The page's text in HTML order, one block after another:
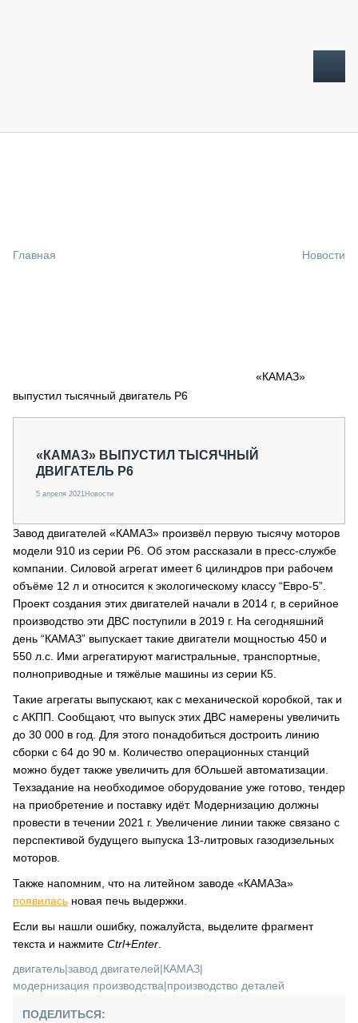
СПЕЦПРОЕКТЫ
О ПРОЕКТЕ
Главная Новости
«КАМАЗ»
выпустил тысячный двигатель Р6
«КАМАЗ» ВЫПУСТИЛ ТЫСЯЧНЫЙ
ДВИГАТЕЛЬ Р6
5 апреля 2021Новости
Завод двигателей «КАМАЗ» произвёл первую тысячу моторов
модели 910 из серии Р6. Об этом рассказали в пресс-службе
компании. Силовой агрегат имеет 6 цилиндров при рабочем
объёме 12 л и относится к экологическому классу “Евро-5”.
Проект создания этих двигателей начали в 2014 г, в серийное
производство эти ДВС поступили в 2019 г. На сегодняшний
день “КАМАЗ” выпускает такие двигатели мощностью 450 и
550 л.с. Ими агрегатируют магистральные, транспортные,
полноприводные и тяжёлые машины из серии К5.
Такие агрегаты выпускают, как с механической коробкой, так и
с АКПП. Сообщают, что выпуск этих ДВС намерены увеличить
до 30 000 в год. Для этого понадобиться достроить линию
сборки с 64 до 90 м. Количество операционных станций
можно будет также увеличить для бОльшей автоматизации.
Техзадание на необходимое оборудование уже готово, тендер
на приобретение и поставку идёт. Модернизацию должны
провести в течении 2021 г. Увеличение линии также связано с
перспективой будущего выпуска 13-литровых газодизельных
моторов.
Также напомним, что на литейном заводе «КАМАЗа»
появилась новая печь выдержки.
Если вы нашли ошибку, пожалуйста, выделите фрагмент
текста и нажмите Ctrl+Enter
двигатель|завод двигателей|КАМАЗ|
модернизация производства|производство деталей
ПОДЕЛИТЬСЯ: